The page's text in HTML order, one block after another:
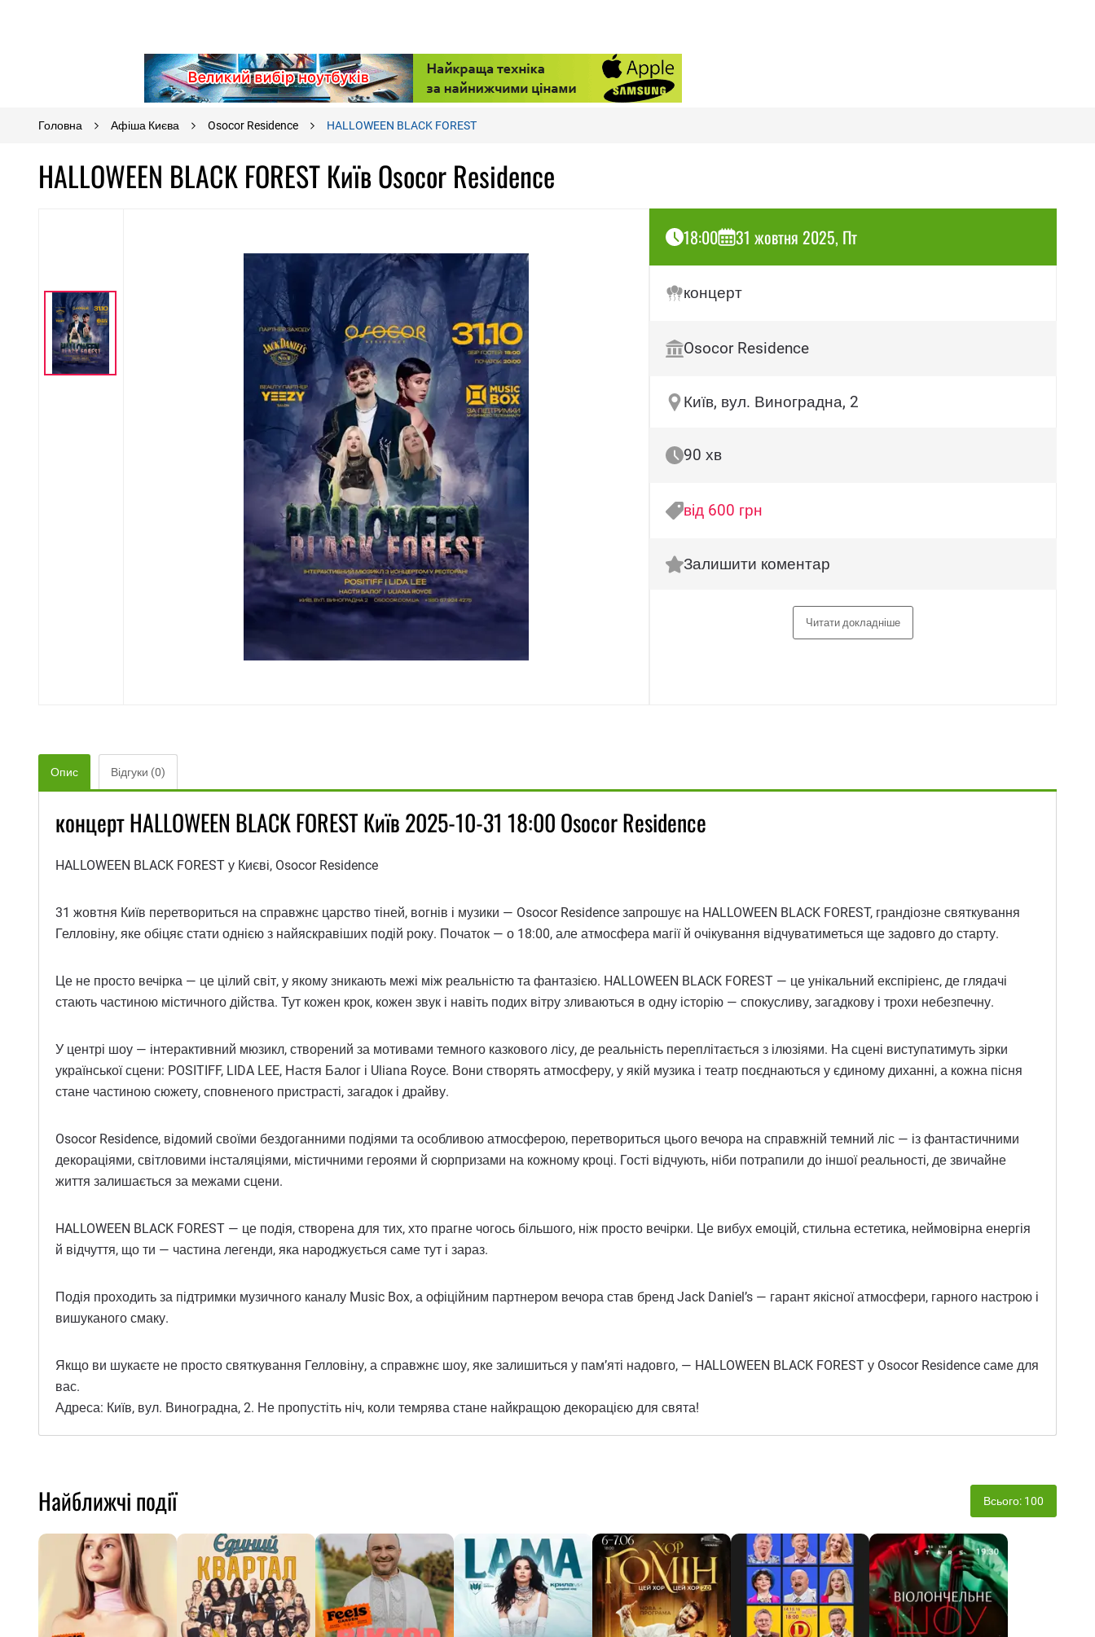
Головна Афіша Києва Osocor Residence HALLOWEEN BLACK FOREST
HALLOWEEN BLACK FOREST Київ Osocor Residence
18:00 31 жовтня 2025, Пт
концерт
Osocor Residence
Київ, вул. Виноградна, 2
90 хв
від 600 грн
Залишити коментар
Читати докладніше
Опис Відгуки (0)
концерт HALLOWEEN BLACK FOREST Київ 2025-10-31 18:00 Osocor Residence
HALLOWEEN BLACK FOREST у Києві, Osocor Residence
31 жовтня Київ перетвориться на справжнє царство тіней, вогнів і музики — Osocor Residence запрошує на HALLOWEEN BLACK FOREST, грандіозне святкування
Гелловіну, яке обіцяє стати однією з найяскравіших подій року. Початок — о 18:00, але атмосфера магії й очікування відчуватиметься ще задовго до старту.
Це не просто вечірка — це цілий світ, у якому зникають межі між реальністю та фантазією. HALLOWEEN BLACK FOREST — це унікальний експіріенс, де глядачі
стають частиною містичного дійства. Тут кожен крок, кожен звук і навіть подих вітру зливаються в одну історію — спокусливу, загадкову і трохи небезпечну.
У центрі шоу — інтерактивний мюзикл, створений за мотивами темного казкового лісу, де реальність переплітається з ілюзіями. На сцені виступатимуть зірки
української сцени: POSITIFF, LIDA LEE, Настя Балог і Uliana Royce. Вони створять атмосферу, у якій музика і театр поєднаються у єдиному диханні, а кожна пісня
стане частиною сюжету, сповненого пристрасті, загадок і драйву.
Osocor Residence, відомий своїми бездоганними подіями та особливою атмосферою, перетвориться цього вечора на справжній темний ліс — із фантастичними
декораціями, світловими інсталяціями, містичними героями й сюрпризами на кожному кроці. Гості відчують, ніби потрапили до іншої реальності, де звичайне
життя залишається за межами сцени.
HALLOWEEN BLACK FOREST — це подія, створена для тих, хто прагне чогось більшого, ніж просто вечірки. Це вибух емоцій, стильна естетика, неймовірна енергія
й відчуття, що ти — частина легенди, яка народжується саме тут і зараз.
Подія проходить за підтримки музичного каналу Music Box, а офіційним партнером вечора став бренд Jack Daniel’s — гарант якісної атмосфери, гарного настрою і
вишуканого смаку.
Якщо ви шукаєте не просто святкування Гелловіну, а справжнє шоу, яке залишиться у пам’яті надовго, — HALLOWEEN BLACK FOREST у Osocor Residence саме для
вас.
Адреса: Київ, вул. Виноградна, 2. Не пропустіть ніч, коли темрява стане найкращою декорацією для свята!
Найближчі події Всього: 100